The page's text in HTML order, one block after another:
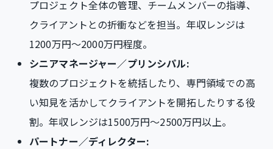
プロジェクト全体の管理、チームメンバーの指導、
クライアントとの折衝などを担当。年収レンジは
1200万円～2000万円程度。
シニアマネージャー／プリンシパル:
複数のプロジェクトを統括したり、専門領域での高
い知見を活かしてクライアントを開拓したりする役
割。年収レンジは1500万円～2500万円以上。
パートナー／ディレクター: